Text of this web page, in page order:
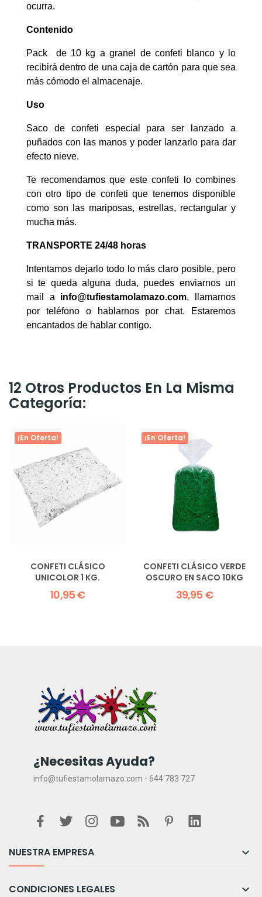
ocurra.
Contenido
Pack de 10 kg a granel de confeti blanco y lo
recibirá dentro de una caja de cartón para que sea
más cómodo el almacenaje.
Uso
Saco de confeti especial para ser lanzado a
puñados con las manos y poder lanzarlo para dar
efecto nieve.
Te recomendamos que este confeti lo combines
con otro tipo de confeti que tenemos disponible
como son las mariposas, estrellas, rectangular y
mucha más.
TRANSPORTE 24/48 horas
Intentamos dejarlo todo lo más claro posible, pero
si te queda alguna duda, puedes enviarnos un
mail a info@tufiestamolamazo.com, llamarnos
por teléfono o hablarnos por chat. Estaremos
encantados de hablar contigo.
12 Otros Productos En La Misma
Categoría:
¡En Oferta!
CONFETI CLÁSICO
UNICOLOR 1 KG.
10,95 €
¡En Oferta!
CONFETI CLÁSICO VERDE
OSCURO EN SACO 10KG
39,95 €
¿Necesitas Ayuda?
info@tufiestamolamazo.com - 644 783 727
NUESTRA EMPRESA 
CONDICIONES LEGALES 